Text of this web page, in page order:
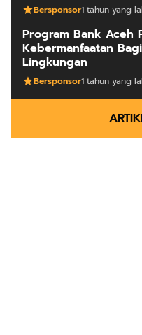
Bersponsor1 tahun yang
Program Bank Aceh
Kebermanfaatan
Lingkungan
Bersponsor1 tahun yang